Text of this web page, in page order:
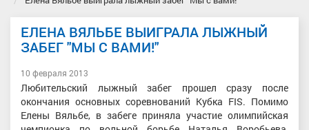
ЕЛЕНА ВЯЛЬБЕ ВЫИГРАЛА ЛЫЖНЫЙ
ЗАБЕГ "МЫ С ВАМИ!"
10 февраля 2013
Любительский лыжный забег прошел сразу после
окончания основных соревнований Кубка FIS. Помимо
Елены Вяльбе, в забеге приняла участие олимпийская